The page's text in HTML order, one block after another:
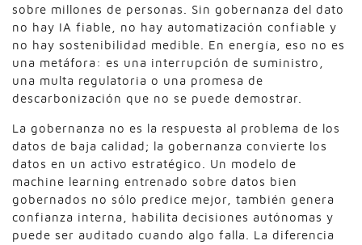
sobre millones de personas. Sin gobernanza del dato
no hay IA fiable, no hay automatización confiable y
no hay sostenibilidad medible. En energía, eso no es
una metáfora: es una interrupción de suministro,
una multa regulatoria o una promesa de
descarbonización que no se puede demostrar.
La gobernanza no es la respuesta al problema de los
datos de baja calidad; la gobernanza convierte los
datos en un activo estratégico. Un modelo de
machine learning entrenado sobre datos bien
gobernados no sólo predice mejor, también genera
confianza interna, habilita decisiones autónomas y
puede ser auditado cuando algo falla. La diferencia